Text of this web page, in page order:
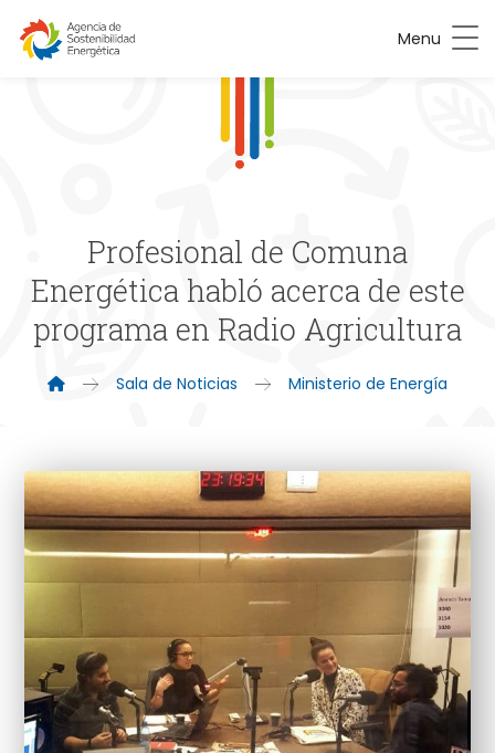
Menu
Profesional de Comuna
Energética habló acerca de este
programa en Radio Agricultura
Sala de Noticias Ministerio de Energía